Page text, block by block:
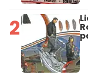
2